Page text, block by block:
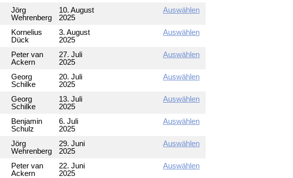
Jörg
Wehrenberg
10. August
2025
Auswählen
Kornelius
Dück
3. August
2025
Auswählen
Peter van
Ackern
27. Juli
2025
Auswählen
Georg
Schilke
20. Juli
2025
Auswählen
Georg
Schilke
13. Juli
2025
Auswählen
Benjamin
Schulz
6. Juli
2025
Auswählen
Jörg
Wehrenberg
29. Juni
2025
Auswählen
Peter van
Ackern
22. Juni
2025
Auswählen